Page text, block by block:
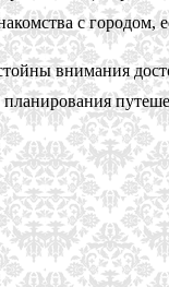
с городом,
внимания